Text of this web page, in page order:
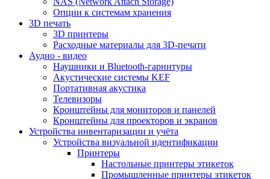
Опции к системам хранения
3D печать
3D принтеры
Расходные материалы для 3D-печати
Аудио - видео
Наушники и Bluetooth-гарнитуры
Акустические системы KEF
Портативная акустика
Телевизоры
Кронштейны для мониторов и панелей
Кронштейны для проекторов и экранов
Устройства инвентаризации и учёта
Устройства визуальной идентификации
Принтеры
Настольные принтеры этикеток
Промышленные принтеры этикеток